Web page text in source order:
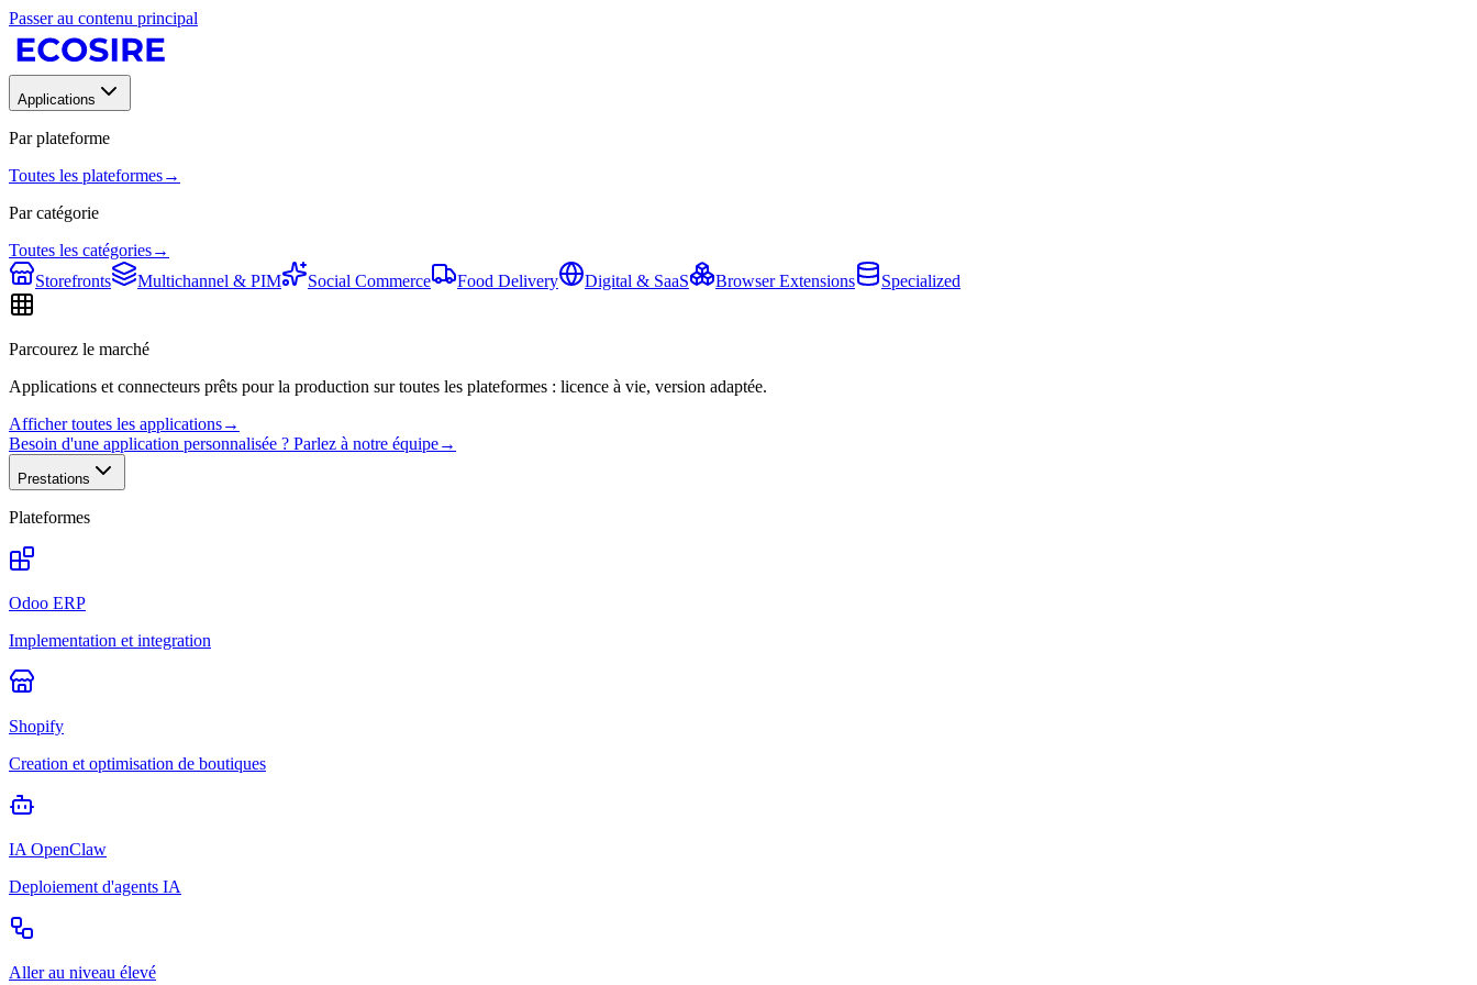
Passer au contenu principal
Applications
Par plateforme
Toutes les plateformes→
Par catégorie
Toutes les catégories→
Storefronts
Multichannel & PIM Social Commerce Food Delivery Digital & SaaS Browser Extensions Specialized
Parcourez le marché
Applications et connecteurs prêts pour la production sur toutes les plateformes : licence à vie, version adaptée.
Afficher toutes les applications→
Besoin d'une application personnalisée ? Parlez à notre équipe→
Prestations
Plateformes
Odoo ERP
Implementation et integration
Shopify
Creation et optimisation de boutiques
IA OpenClaw
Deploiement d'agents IA
Aller au niveau élevé